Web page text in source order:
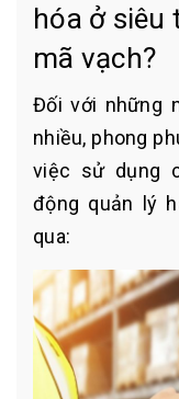
hóa ở siêu
mã vạch?
Đối với những
nhiều, phong
việc sử dụng
động quản lý
qua: